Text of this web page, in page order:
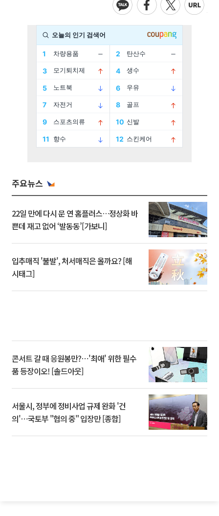
주요뉴스
22일 만에 다시 문 연 홈플러스…정상화 바
쁜데 재고 없어 ‘발동동’[가보니]
입추매직 '불발', 처서매직은 올까요? [해
시태그]
콘서트 갈 때 응원봉만?⋯'최애' 위한 필수
품 등장이오! [솔드아웃]
서울시, 정부에 정비사업 규제 완화 '건
의'⋯국토부 "협의 중" 입장만 [종합]